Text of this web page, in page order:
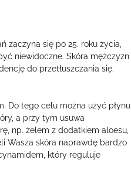
zaczyna się po 25. roku życia,
niewidoczne. Skóra mężczyzn
do przetłuszczania się.
Do tego celu można użyć płynu
a przy tym usuwa
np. żelem z dodatkiem aloesu,
Wasza skóra naprawdę bardzo
który reguluje